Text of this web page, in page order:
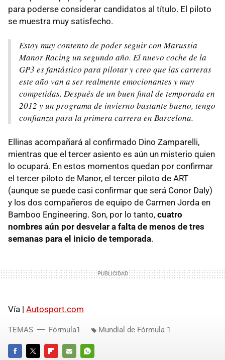
para poderse considerar candidatos al título. El piloto
se muestra muy satisfecho.
Estoy muy contento de poder seguir con Marussia
Manor Racing un segundo año. El nuevo coche de la
GP3 es fantástico para pilotar y creo que las carreras
este año van a ser realmente emocionantes y muy
competidas. Después de un buen final de temporada en
2012 y un programa de invierno bastante bueno, tengo
confianza para la primera carrera en Barcelona.
Ellinas acompañará al confirmado Dino Zamparelli,
mientras que el tercer asiento es aún un misterio quien
lo ocupará. En estos momentos quedan por confirmar
el tercer piloto de Manor, el tercer piloto de ART
(aunque se puede casi confirmar que será Conor Daly)
y los dos compañeros de equipo de Carmen Jorda en
Bamboo Engineering. Son, por lo tanto, cuatro
nombres aún por desvelar a falta de menos de tres
semanas para el inicio de temporada.
Vía | Autosport.com
TEMAS Fórmula1 Mundial de Fórmula 1